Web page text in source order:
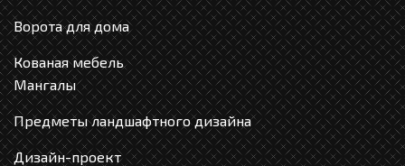
Ворота для дома
Кованая мебель
Мангалы
Предметы ландшафтного дизайна
Дизайн-проект